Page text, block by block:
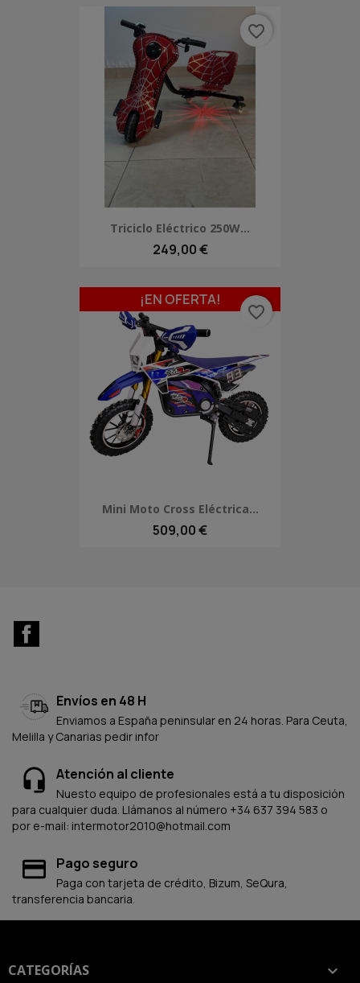
Triciclo Eléctrico 250W...
249,00 €
favorite_border
Mini Moto Cross Eléctrica...
509,00 €
¡EN OFERTA!
favorite_border
Envíos en 48 H
Enviamos a España peninsular en 24 horas. Para Ceuta,
Melilla y Canarias pedir infor
Atención al cliente
Nuesto equipo de profesionales está a tu disposición
para cualquier duda. Llámanos al número +34 637 394 583 o
por e-mail: intermotor2010@hotmail.com
Pago seguro
Paga con tarjeta de crédito, Bizum, SeQura,
transferencia bancaria.
CATEGORÍAS 